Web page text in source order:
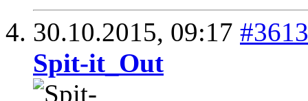
30.10.2015, 09:17 #3613
Spit-it_Out